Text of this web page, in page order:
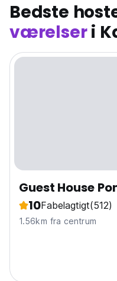
Bedste
værelseri
Guest House
10Fabelagtigt(512)
1.56km fra centrum